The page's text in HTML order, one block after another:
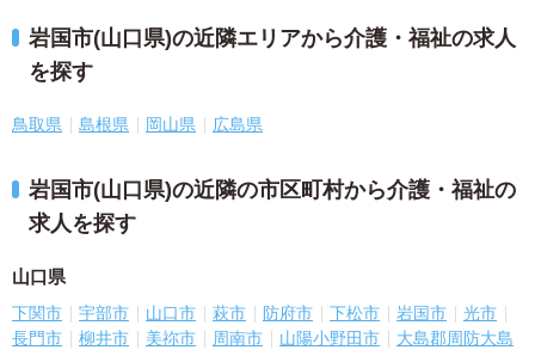
岩国市(山口県)の近隣エリアから介護・福祉の求人
を探す
鳥取県 島根県 岡山県 広島県
岩国市(山口県)の近隣の市区町村から介護・福祉の
求人を探す
山口県
下関市 宇部市 山口市 萩市 防府市 下松市 岩国市
光市
長門市
柳井市 美祢市 周南市 山陽小野田市
大島郡周防大島